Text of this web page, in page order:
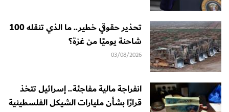
تحذير حقوقي خطير.. ما الذي تنقله 100
شاحنة يوميًا من غزة؟
03/08/2026
انفراجة مالية مفاجئة.. إسرائيل تتخذ
قرارًا بشأن مليارات الشيكل الفلسطينية